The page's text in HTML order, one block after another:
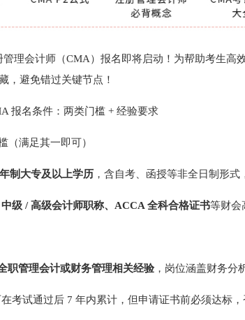
管理会计师（CMA）报名即将启动！为帮助考生高
，避免错过关键节点！
报名条件：两类门槛 + 经验要求
（满足其一即可）
制大专及以上学历，含自考、函授等非全日制形式
级 / 高级会计师职称、ACCA 全科合格证书等财会
职管理会计或财务管理相关经验，岗位涵盖财务分
考试通过后 7 年内累计，但申请证书前必须达标，